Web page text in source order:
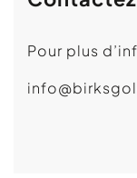
Pour plus